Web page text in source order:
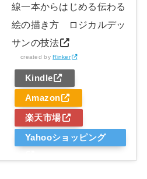
線一本からはじめる伝わる
絵の描き方 ロジカルデッ
サンの技法
created byRinker
Kindle
Amazon
楽天市場
Yahooショッピング